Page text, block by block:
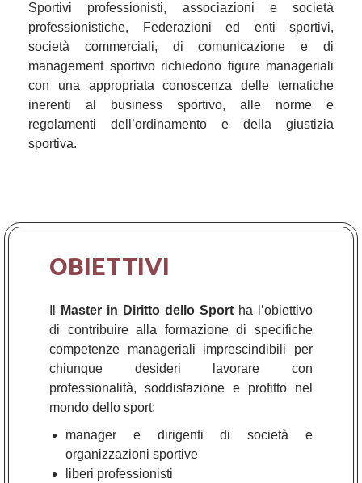
Sportivi professionisti, associazioni e società
professionistiche, Federazioni ed enti sportivi,
società commerciali, di comunicazione e di
management sportivo richiedono figure manageriali
con una appropriata conoscenza delle tematiche
inerenti al business sportivo, alle norme e
regolamenti dell’ordinamento e della giustizia
sportiva.
OBIETTIVI
Master in Diritto dello Sport ha l’obiettivo
di contribuire alla formazione di specifiche
competenze manageriali imprescindibili per
chiunque desideri lavorare con
professionalità, soddisfazione e profitto nel
mondo dello sport:
manager e dirigenti di società e
organizzazioni sportive
liberi professionisti